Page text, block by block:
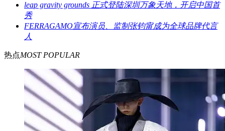
leap gravity grounds 正式登陆深圳万象天地，开启中国首
秀
FERRAGAMO宣布演员、监制张钧甯成为全球品牌代言
人
热点MOST POPULAR